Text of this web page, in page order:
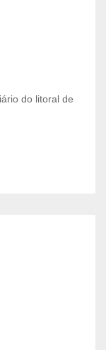
do litoral de